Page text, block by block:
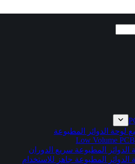
لوحة الدوائر المطبوعة
Low Volume
الدوائر المطبوعة سريع الدوران
الدوائر المطبوعة جاهز للاستخدام